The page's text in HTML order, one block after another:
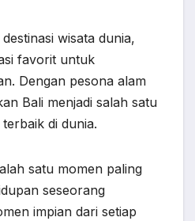
wisata dunia,
favorit untuk
Dengan pesona alam
Bali menjadi salah satu
di dunia.
satu momen paling
seseorang
impian dari setiap